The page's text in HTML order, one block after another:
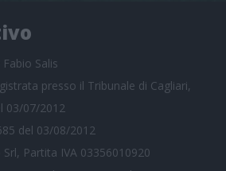
Salis
presso il Tribunale di Cagliari,
03/07/2012
del 03/08/2012
Partita IVA 03356010920